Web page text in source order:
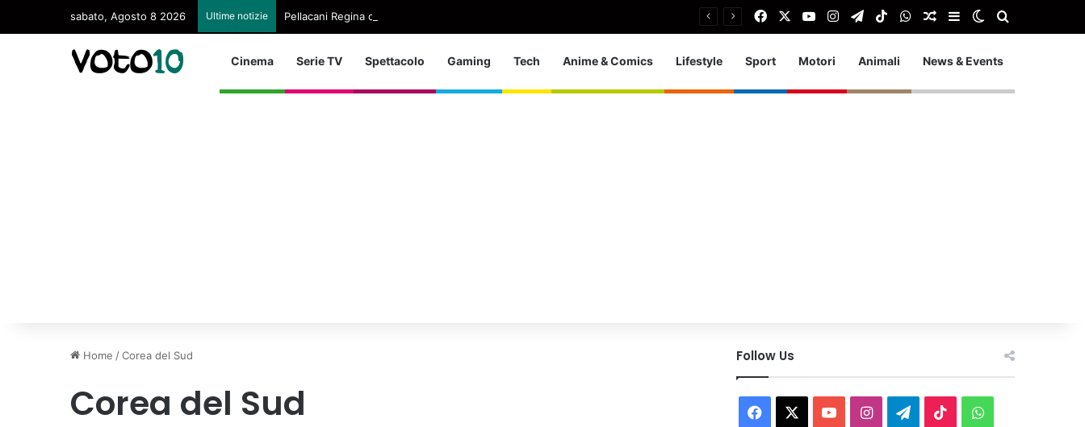
sabato, Agosto 8 2026 Ultime notizie Pellacani Regina d’Europa dei tuffi: a Parigi 5 ori per l’azzurra FacebookYou TubeInstagram
TelegramTikTokWhatsApp
Articolo Random
Barra laterale
Cambia aspetto
Cinema Serie TV Spettacolo Gaming Tech Anime & Comics Lifestyle Sport Motori Animali News & Events
Home /Corea del Sud
Corea del Sud
Follow Us
Facebook You InstagramTelegram
TikTokWhatsApp